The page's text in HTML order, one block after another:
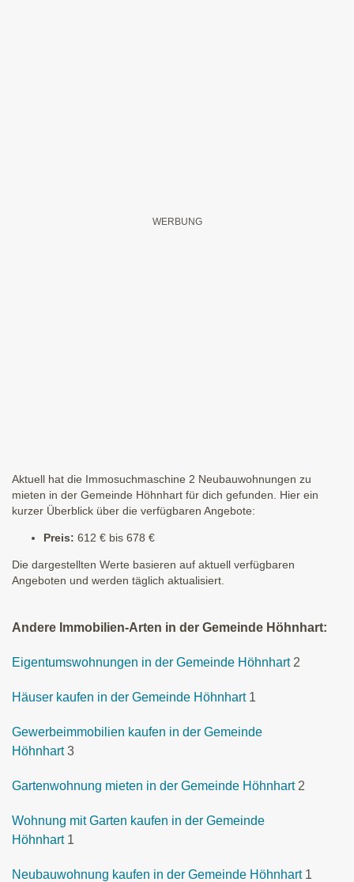
Aktuell hat die Immosuchmaschine 2 Neubauwohnungen zu
mieten in der Gemeinde Höhnhart für dich gefunden. Hier ein
kurzer Überblick über die verfügbaren Angebote:
Preis: 612 € bis 678 €
Die dargestellten Werte basieren auf aktuell verfügbaren
Angeboten und werden täglich aktualisiert.
Andere Immobilien-Arten in der Gemeinde Höhnhart:
Eigentumswohnungen in der Gemeinde Höhnhart 2
Häuser kaufen in der Gemeinde Höhnhart 1
Gewerbeimmobilien kaufen in der Gemeinde
Höhnhart 3
Gartenwohnung mieten in der Gemeinde Höhnhart 2
Wohnung mit Garten kaufen in der Gemeinde
Höhnhart 1
Neubauwohnung kaufen in der Gemeinde Höhnhart 1